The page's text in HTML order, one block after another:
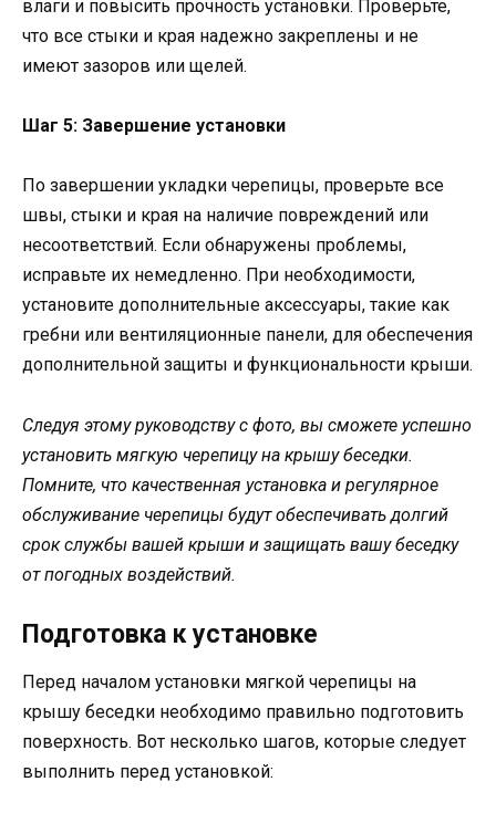
влаги и повысить прочность установки. Проверьте,
что все стыки и края надежно закреплены и не
имеют зазоров или щелей.
Шаг 5: Завершение установки
По завершении укладки черепицы, проверьте все
швы, стыки и края на наличие повреждений или
несоответствий. Если обнаружены проблемы,
исправьте их немедленно. При необходимости,
установите дополнительные аксессуары, такие как
гребни или вентиляционные панели, для обеспечения
дополнительной защиты и функциональности крыши.
Следуя этому руководству с фото, вы сможете успешно
установить мягкую черепицу на крышу беседки.
Помните, что качественная установка и регулярное
обслуживание черепицы будут обеспечивать долгий
срок службы вашей крыши и защищать вашу беседку
от погодных воздействий.
Подготовка к установке
Перед началом установки мягкой черепицы на
крышу беседки необходимо правильно подготовить
поверхность. Вот несколько шагов, которые следует
выполнить перед установкой: